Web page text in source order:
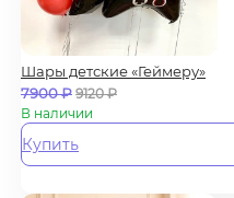
Шары детские «Геймеру»
7900₽ 9120₽
В наличии
Купить